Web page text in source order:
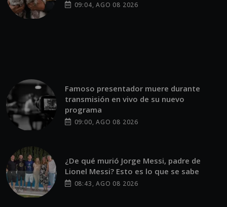
09:04, AGO 08 2026
Famoso presentador muere durante
transmisión en vivo de su nuevo
programa
09:00, AGO 08 2026
¿De qué murió Jorge Messi, padre de
Lionel Messi? Esto es lo que se sabe
08:43, AGO 08 2026